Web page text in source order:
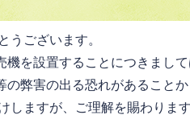
うございます。
機を設置することにつきまし
の弊害の出る恐れがあること
しますが、ご理解を賜わりま